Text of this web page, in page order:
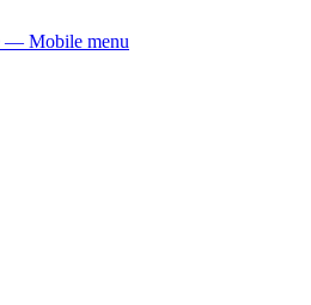
— Mobile menu